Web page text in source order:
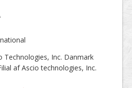
Technologies, Inc. Danmark
af Ascio technologies, Inc.